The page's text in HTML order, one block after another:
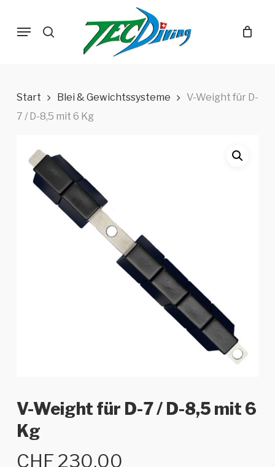
search
Menu
Start Blei & Gewichtssysteme
V-Weight für D-
7 / D-8,5 mit 6 Kg
V-Weight für D-7 / D-8,5 mit 6
Kg
CHF 230.00